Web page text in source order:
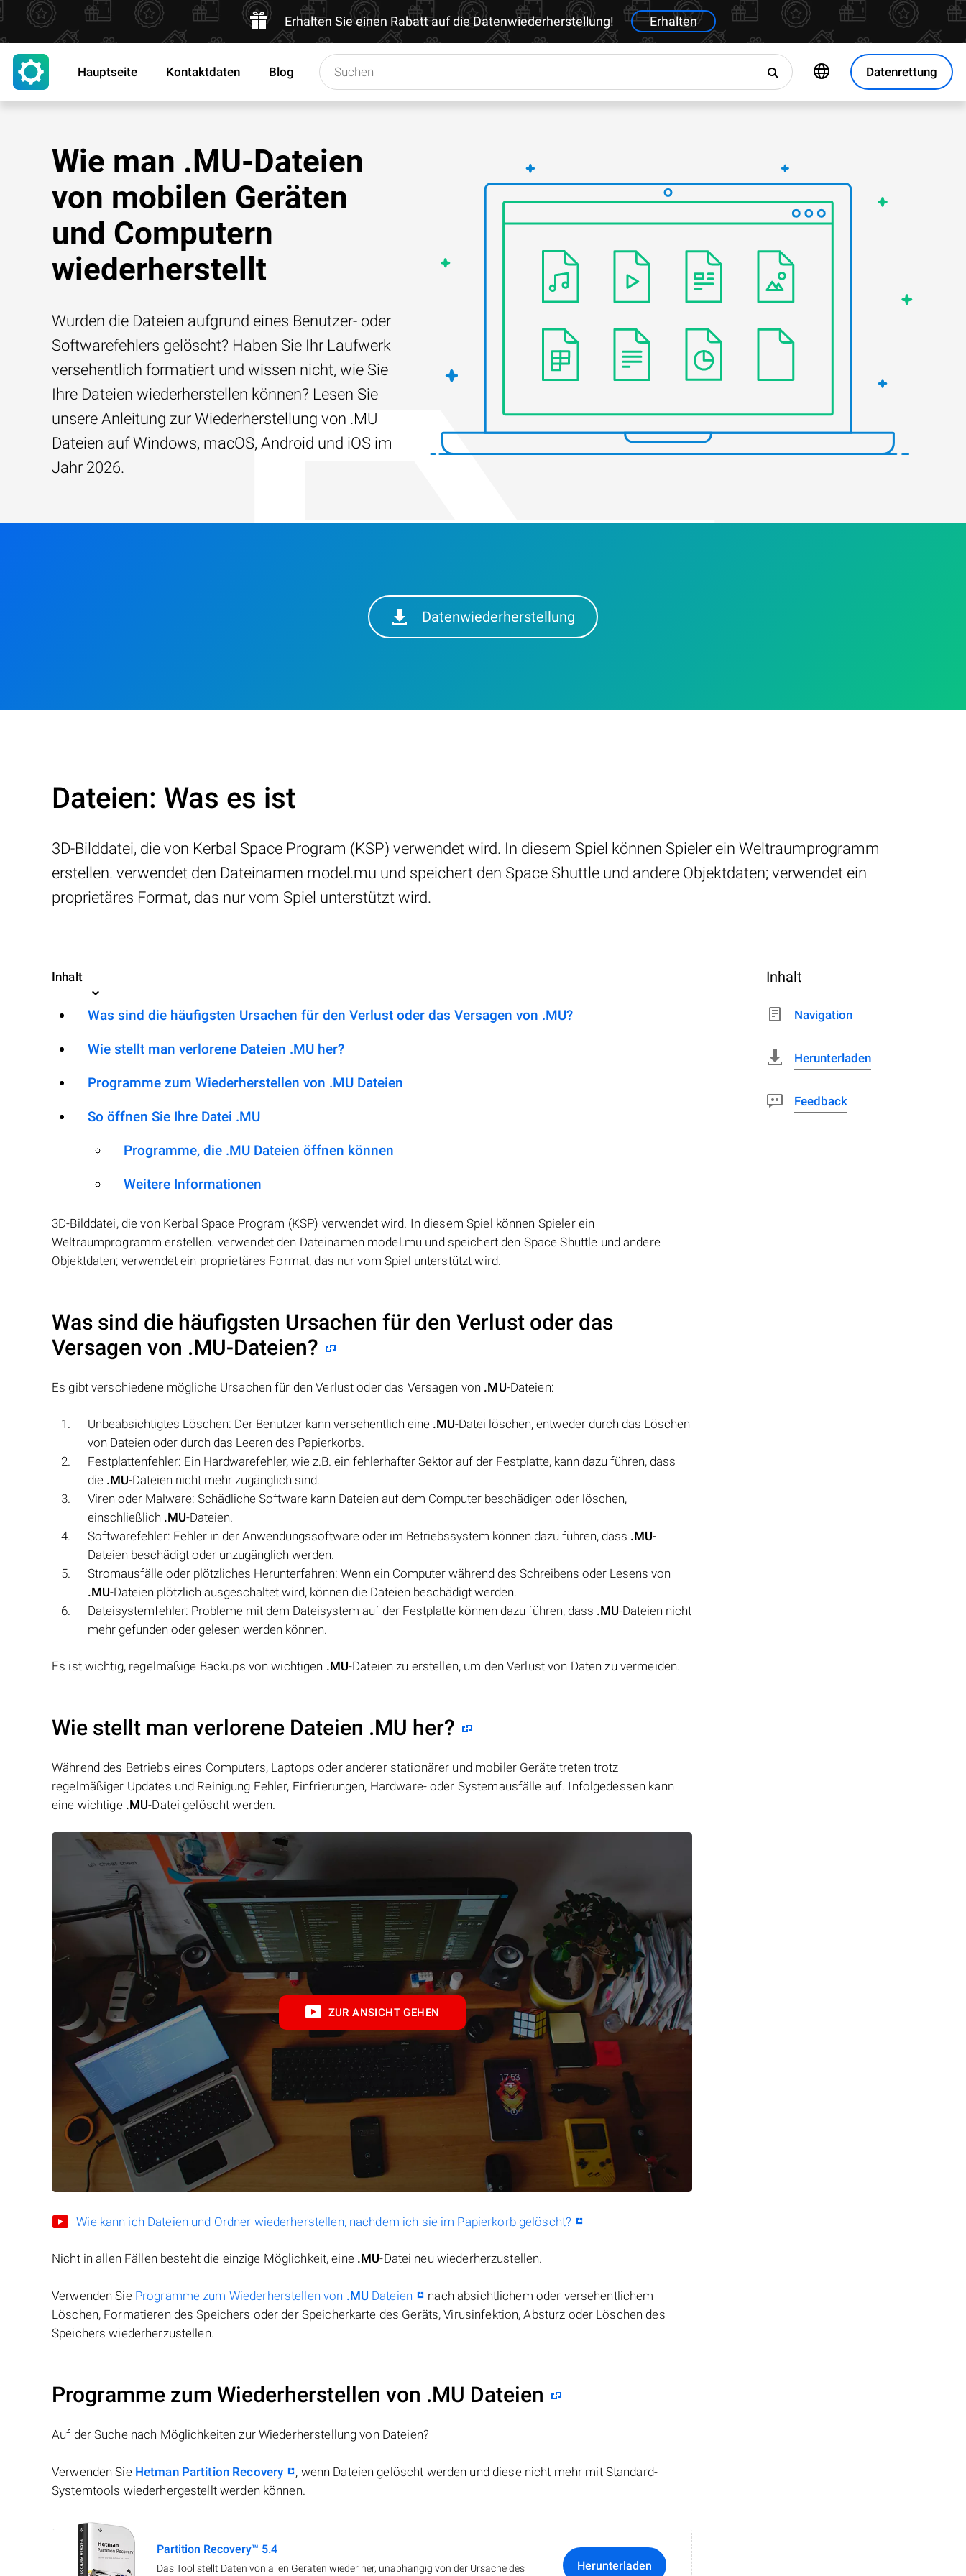
Erhalten Sie einen Rabatt auf die Datenwiederherstellung! Erhalten
Datenrettung
Hauptseite Kontaktdaten Blog
Wie man .MU-Dateien
von mobilen Geräten
und Computern
wiederherstellt
Wurden die Dateien aufgrund eines Benutzer- oder
Softwarefehlers gelöscht? Haben Sie Ihr Laufwerk
versehentlich formatiert und wissen nicht, wie Sie
Ihre Dateien wiederherstellen können? Lesen Sie
unsere Anleitung zur Wiederherstellung von .MU
Dateien auf Windows, macOS, Android und iOS im
Jahr 2026.
Datenwiederherstellung
Dateien: Was es ist
3D-Bilddatei, die von Kerbal Space Program (KSP) verwendet wird. In diesem Spiel können Spieler ein Weltraumprogramm
erstellen. verwendet den Dateinamen model.mu und speichert den Space Shuttle und andere Objektdaten; verwendet ein
proprietäres Format, das nur vom Spiel unterstützt wird.
Inhalt
Was sind die häufigsten Ursachen für den Verlust oder das Versagen von .MU?
Wie stellt man verlorene Dateien .MU her?
Programme zum Wiederherstellen von .MU Dateien
So öffnen Sie Ihre Datei .MU
Programme, die .MU Dateien öffnen können
Weitere Informationen
3D-Bilddatei, die von Kerbal Space Program (KSP) verwendet wird. In diesem Spiel können Spieler ein
Weltraumprogramm erstellen. verwendet den Dateinamen model.mu und speichert den Space Shuttle und andere
Objektdaten; verwendet ein proprietäres Format, das nur vom Spiel unterstützt wird.
Was sind die häufigsten Ursachen für den Verlust oder das
Versagen von .MU-Dateien?
Es gibt verschiedene mögliche Ursachen für den Verlust oder das Versagen von .MU-Dateien:
Unbeabsichtigtes Löschen: Der Benutzer kann versehentlich eine .MU-Datei löschen, entweder durch das Löschen
von Dateien oder durch das Leeren des Papierkorbs.
Festplattenfehler: Ein Hardwarefehler, wie z.B. ein fehlerhafter Sektor auf der Festplatte, kann dazu führen, dass
die .MU-Dateien nicht mehr zugänglich sind.
Viren oder Malware: Schädliche Software kann Dateien auf dem Computer beschädigen oder löschen,
einschließlich .MU-Dateien.
Softwarefehler: Fehler in der Anwendungssoftware oder im Betriebssystem können dazu führen, dass .MU-
Dateien beschädigt oder unzugänglich werden.
Stromausfälle oder plötzliches Herunterfahren: Wenn ein Computer während des Schreibens oder Lesens von
.MU-Dateien plötzlich ausgeschaltet wird, können die Dateien beschädigt werden.
Dateisystemfehler: Probleme mit dem Dateisystem auf der Festplatte können dazu führen, dass .MU-Dateien nicht
mehr gefunden oder gelesen werden können.
Es ist wichtig, regelmäßige Backups von wichtigen .MU-Dateien zu erstellen, um den Verlust von Daten zu vermeiden.
Wie stellt man verlorene Dateien .MU her?
Während des Betriebs eines Computers, Laptops oder anderer stationärer und mobiler Geräte treten trotz
regelmäßiger Updates und Reinigung Fehler, Einfrierungen, Hardware- oder Systemausfälle auf. Infolgedessen kann
eine wichtige .MU-Datei gelöscht werden.
ZUR ANSICHT GEHEN
Wie kann ich Dateien und Ordner wiederherstellen, nachdem ich sie im Papierkorb gelöscht?
Nicht in allen Fällen besteht die einzige Möglichkeit, eine .MU-Datei neu wiederherzustellen.
Verwenden Sie Programme zum Wiederherstellen von .MU Dateien
nach absichtlichem oder versehentlichem
Löschen, Formatieren des Speichers oder der Speicherkarte des Geräts, Virusinfektion, Absturz oder Löschen des
Speichers wiederherzustellen.
Programme zum Wiederherstellen von .MU Dateien
Auf der Suche nach Möglichkeiten zur Wiederherstellung von Dateien?
Verwenden Sie Hetman Partition Recovery
, wenn Dateien gelöscht werden und diese nicht mehr mit Standard-
Systemtools wiederhergestellt werden können.
Partition Recovery™ 5.4
Das Tool stellt Daten von allen Geräten wieder her, unabhängig von der Ursache des
Herunterladen
Inhalt
Navigation
Herunterladen
Feedback